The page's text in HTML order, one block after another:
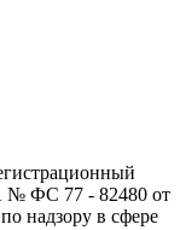
№ ФС 77 - 82480 от
надзору в сфере